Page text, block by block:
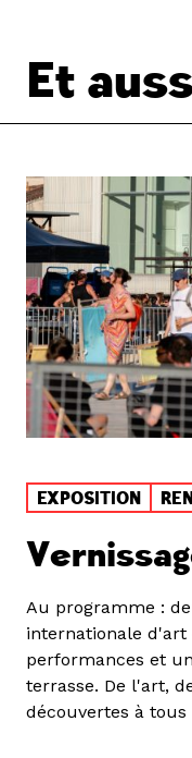
Et
EXPOSITION
Au programme :
internationale
performances et
terrasse. De l'art,
découvertes à tous